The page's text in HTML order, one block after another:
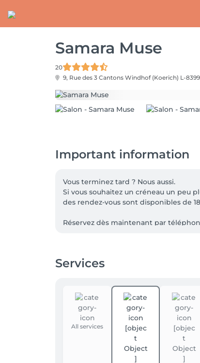
Samara Muse
20
9, Rue des 3 Cantons Windhof (Koerich) L-8399
Important information
Vous terminez tard ? Nous aussi.
Si vous souhaitez un créneau un peu
des rendez-vous sont disponibles de
Réservez dès maintenant par
Services
All services